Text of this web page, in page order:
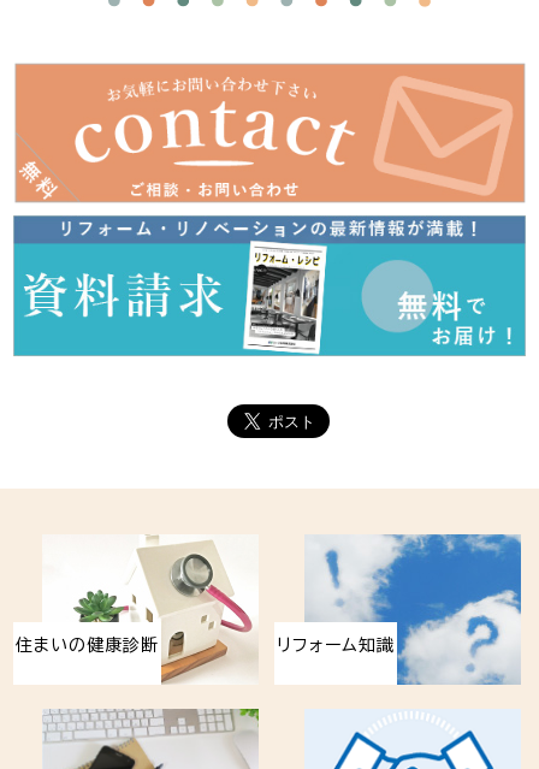
住まいの健康診断 リフォーム知識